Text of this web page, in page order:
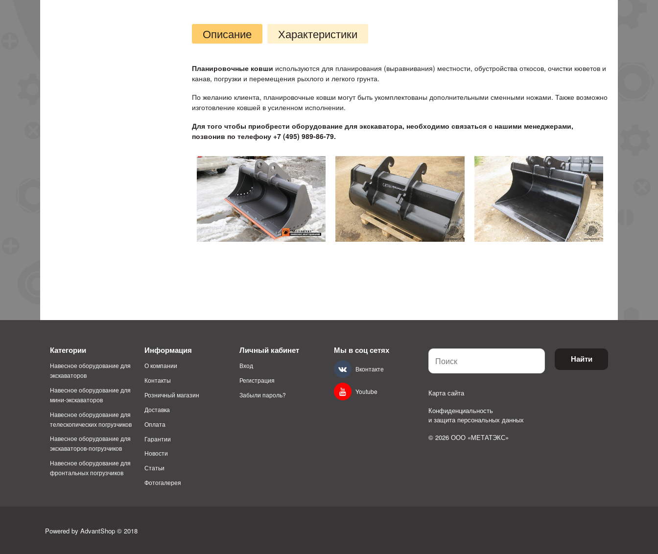
Описание Характеристики
Планировочные ковши используются для планирования (выравнивания) местности, обустройства откосов, очистки кюветов и
канав, погрузки и перемещения рыхлого и легкого грунта.
По желанию клиента, планировочные ковши могут быть укомплектованы дополнительными сменными ножами. Также возможно
изготовление ковшей в усиленном исполнении.
Для того чтобы приобрести оборудование для экскаватора, необходимо связаться с нашими менеджерами,
позвонив по телефону +7 (495) 989-86-79.
Категории
Навесное оборудование для
экскаваторов
Навесное оборудование для
мини-экскаваторов
Навесное оборудование для
телескопических погрузчиков
Навесное оборудование для
экскаваторов-погрузчиков
Навесное оборудование для
фронтальных погрузчиков
Информация
О компании
Контакты
Розничный магазин
Доставка
Оплата
Гарантии
Новости
Статьи
Фотогалерея
Личный кабинет
Вход
Регистрация
Забыли пароль?
Мы в соц сетях
Вконтакте
Youtube
Найти
Карта сайта
Конфиденциальность
и защита персональных данных
© 2026 ООО «МЕТАТЭКС»
Powered by AdvantShop © 2018